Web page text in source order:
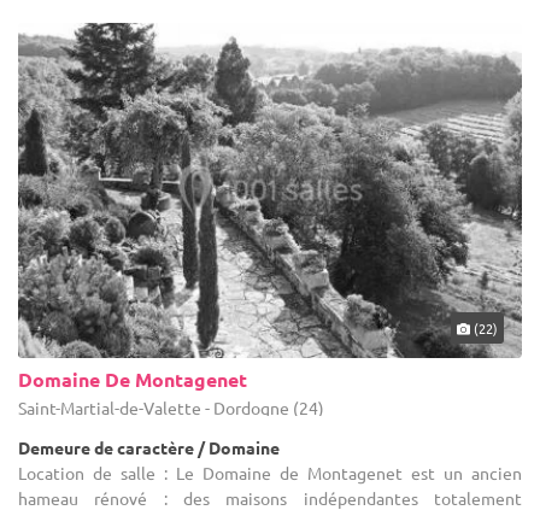
(22)
Domaine De Montagenet
Saint-Martial-de-Valette - Dordogne (24)
Demeure de caractère / Domaine
Location de salle : Le Domaine de Montagenet est un ancien
hameau rénové : des maisons indépendantes totalement